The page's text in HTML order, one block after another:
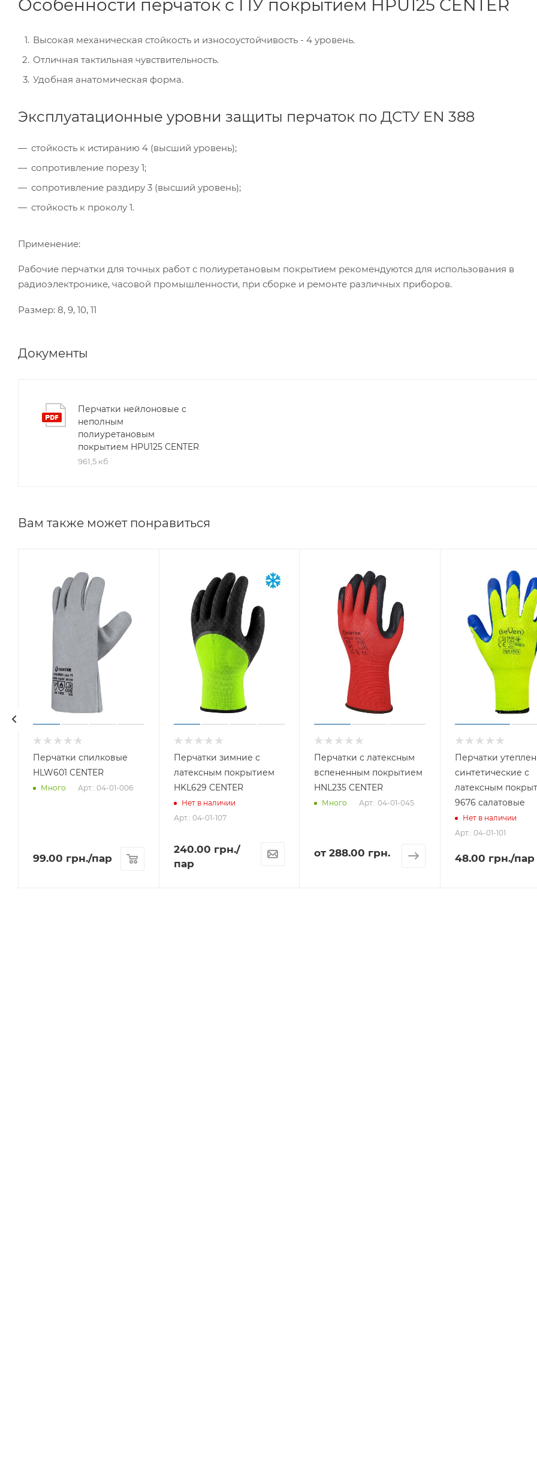
Особенности перчаток с ПУ покрытием HPU125 CENTER
Высокая механическая стойкость и износоустойчивость - 4 уровень.
Отличная тактильная чувствительность.
Удобная анатомическая форма.
Эксплуатационные уровни защиты перчаток по ДСТУ EN 388
стойкость к истиранию 4 (высший уровень);
сопротивление порезу 1;
сопротивление раздиру 3 (высший уровень);
стойкость к проколу 1.
Применение:
Рабочие перчатки для точных работ с полиуретановым покрытием рекомендуются для использования в
радиоэлектронике, часовой промышленности, при сборке и ремонте различных приборов.
Размер: 8, 9, 10, 11
Документы
Перчатки нейлоновые с
неполным
полиуретановым
покрытием HPU125 CENTER
961,5 кб
Вам также может понравиться
Перчатки спилковые
HLW601 CENTER
Много Арт.: 04-01-006
99.00 грн./пар
Перчатки зимние с
латексным покрытием
HKL629 CENTER
Нет в наличии
Арт.: 04-01-107
240.00 грн./
пар
Перчатки с латексным
вспененным покрытием
HNL235 CENTER
Много Арт.: 04-01-045
от288.00 грн.
Перчатки
синтетические с
латексным
9676 салатовые
Нет в наличии
Арт.: 04-01-101
48.00 грн./пар